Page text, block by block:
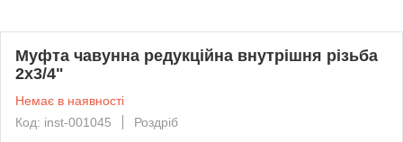
Муфта чавунна редукційна внутрішня різьба
2x3/4"
Немає в наявності
Код: inst-001045
Роздріб